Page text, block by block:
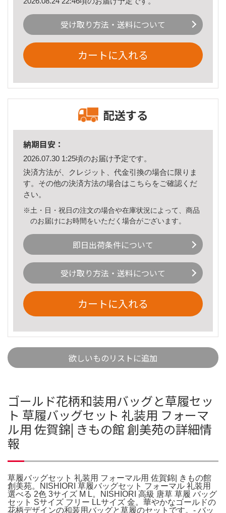
受け取り方法・送料について
カートに入れる
配送する
納期目安：
2026.07.30 1:25頃のお届け予定です。
決済方法が、クレジット、代金引換の場合に限りま
す。その他の決済方法の場合はこちら をご確認くだ
さい。
※土・日・祝日の注文の場合や在庫状況によって、商品
のお届けにお時間をいただく場合がございます。
即日出荷条件について
受け取り方法・送料について
カートに入れる
欲しいものリストに追加
ゴールド花柄和装用バッグと草履セッ
ト 草履バッグセット 礼装用 フォーマ
ル用 佐賀錦| きもの館 創美苑の詳細情
報
草履バッグセット 礼装用 フォーマル用 佐賀錦| きもの館
創美苑。NISHIORI 草履バッグセット フォーマル 礼装用
選べる 2色 3サイズ M L。NISHIORI 高級 唐草 草履 バッグ
セット Sサイズ フリー LLサイズ 金。華やかなゴールドの
花柄デザインの和装用バッグと草履のセットです。- バッ